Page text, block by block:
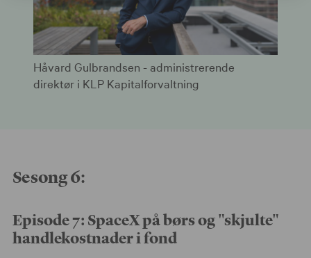
Håvard Gulbrandsen - administrerende
direktør i KLP Kapitalforvaltning
Sesong 6:
Episode 7: SpaceX på børs og "skjulte"
handlekostnader i fond